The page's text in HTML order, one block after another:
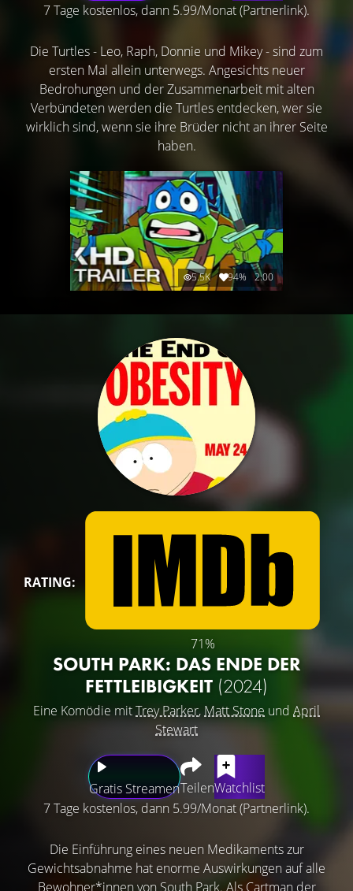
7 Tage kostenlos, dann 5.99/Monat (Partnerlink).
Die Turtles - Leo, Raph, Donnie und Mikey - sind zum
ersten Mal allein unterwegs. Angesichts neuer
Bedrohungen und der Zusammenarbeit mit alten
Verbündeten werden die Turtles entdecken, wer sie
wirklich sind, wenn sie ihre Brüder nicht an ihrer Seite
haben.
5.5K 94% 2:00
RATING:
71%
SOUTH PARK: DAS ENDE DER
FETTLEIBIGKEIT (2024)
Eine Komödie mitTrey Parker, Matt Stone und April
Stewart
Gratis StreamenTeilenWatchlist
7 Tage kostenlos, dann 5.99/Monat (Partnerlink).
Die Einführung eines neuen Medikaments zur
Gewichtsabnahme hat enorme Auswirkungen auf alle
Bewohner*innen von South Park. Als Cartman der